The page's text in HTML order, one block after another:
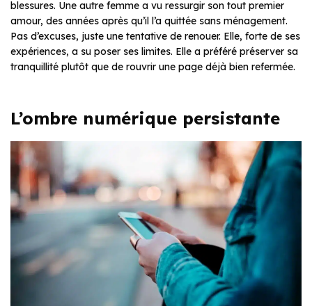
blessures. Une autre femme a vu ressurgir son tout premier
amour, des années après qu’il l’a quittée sans ménagement.
Pas d’excuses, juste une tentative de renouer. Elle, forte de ses
expériences, a su poser ses limites. Elle a préféré préserver sa
tranquillité plutôt que de rouvrir une page déjà bien refermée.
L’ombre numérique persistante